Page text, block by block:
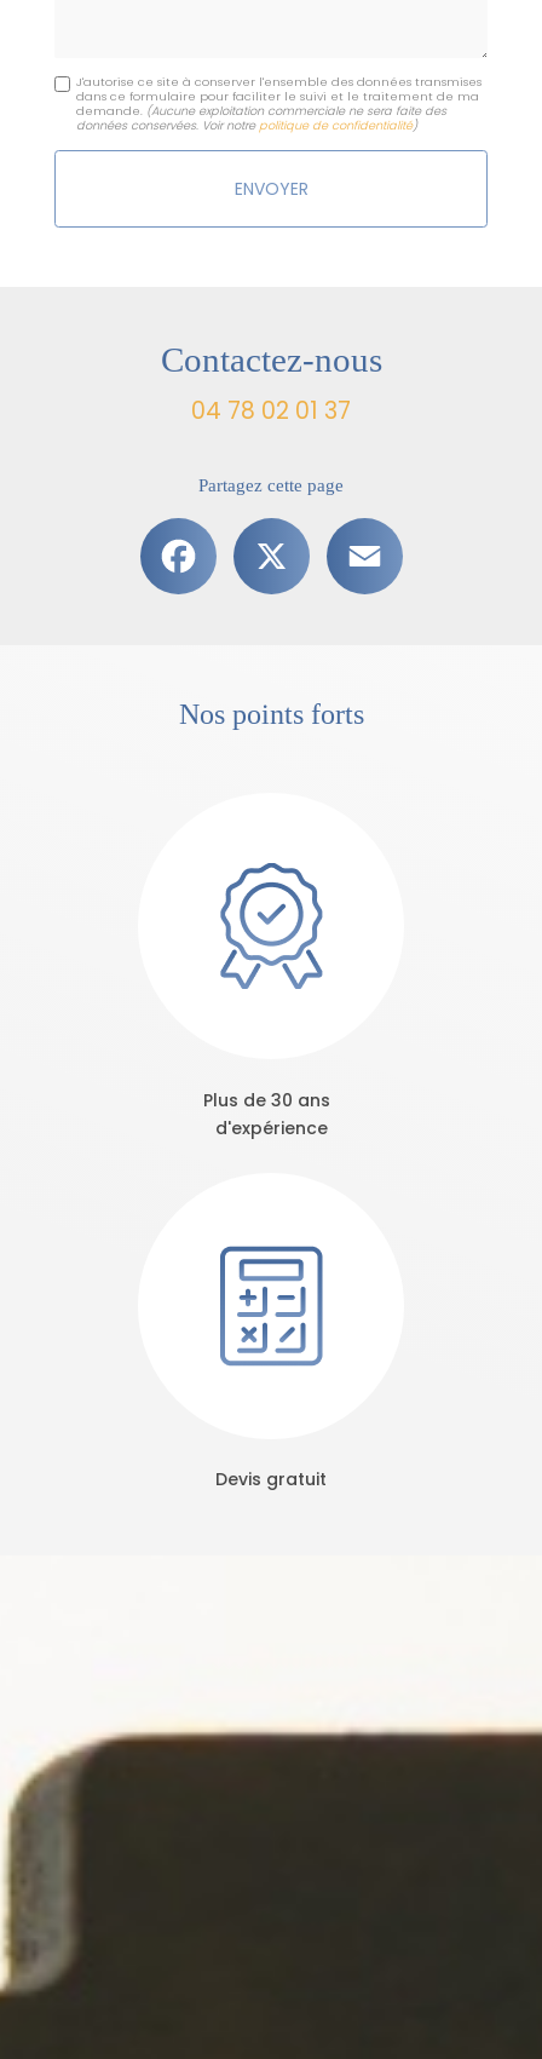
J'autorise ce site à conserver l'ensemble des données transmises
dans ce formulaire pour faciliter le suivi et le traitement de ma
demande. (Aucune exploitation commerciale ne sera faite des
données conservées. Voir notre politique de confidentialité)
Contactez-nous
04 78 02 01 37
Partagez cette page
Facebook
Nos points forts
Plus de 30 ans
d'expérience
Devis gratuit